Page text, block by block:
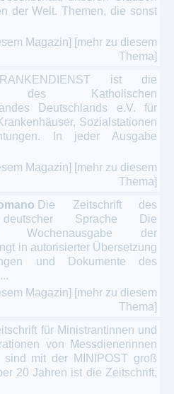
der Welt. Themen, die sonst
Magazin] [mehr zu diesem
Thema]
ist die
des Katholischen
Deutschlands e.V. für
Sozialstationen
In jeder Ausgabe
Magazin] [mehr zu diesem
Thema]
Die Zeitschrift des
Sprache Die
Wochenausgabe der
in autorisierter Übersetzung
und Dokumente des
Magazin] [mehr zu diesem
Thema]
für Ministrantinnen und
von Messdienerinnen
sind mit der MINIPOST groß
20 Jahren ist die Zeitschrift,